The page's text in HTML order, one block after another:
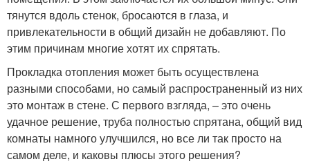
тянутся вдоль стенок, бросаются в глаза, и
привлекательности в общий дизайн не добавляют. По
этим причинам многие хотят их спрятать.
Прокладка отопления может быть осуществлена
разными способами, но самый распространенный из них
это монтаж в стене. С первого взгляда, – это очень
удачное решение, труба полностью спрятана, общий вид
комнаты намного улучшился, но все ли так просто на
самом деле, и каковы плюсы этого решения?